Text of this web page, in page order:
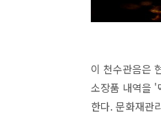
이 천수관음은
소장품 내역을 '
한다. 문화재관